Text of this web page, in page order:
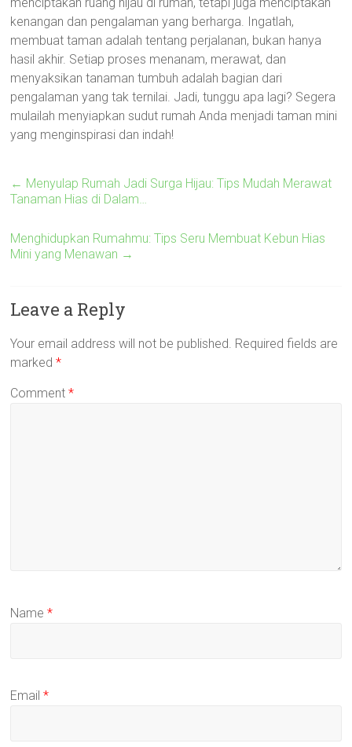
kenangan dan pengalaman yang berharga. Ingatlah,
membuat taman adalah tentang perjalanan, bukan hanya
hasil akhir. Setiap proses menanam, merawat, dan
menyaksikan tanaman tumbuh adalah bagian dari
pengalaman yang tak ternilai. Jadi, tunggu apa lagi? Segera
mulailah menyiapkan sudut rumah Anda menjadi taman mini
yang menginspirasi dan indah!
← Menyulap Rumah Jadi Surga Hijau: Tips Mudah Merawat
Tanaman Hias di Dalam…
Menghidupkan Rumahmu: Tips Seru Membuat Kebun Hias
Mini yang Menawan →
Leave a Reply
Your email address will not be published. Required fields are
marked*
Comment*
Name*
Email*